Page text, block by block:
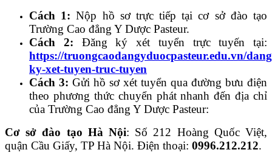
Cách 1: Nộp hồ sơ trực tiếp tại cơ sở đào tạo
Trường Cao đẳng Y Dược Pasteur.
Cách 2: Đăng ký xét tuyển trực tuyến tại:
https://truongcaodangyduocpasteur.edu.vn/
ky-xet-tuyen-truc-tuyen
Cách 3: Gửi hồ sơ xét tuyển qua đường bưu điện
theo phương thức chuyển phát nhanh đến địa chỉ
của Trường Cao đẳng Y Dược Pasteur:
Cơ sở đào tạo Hà Nội: Số 212 Hoàng Quốc Việt,
quận Cầu Giấy, TP Hà Nội. Điện thoại: 0996.212.212.